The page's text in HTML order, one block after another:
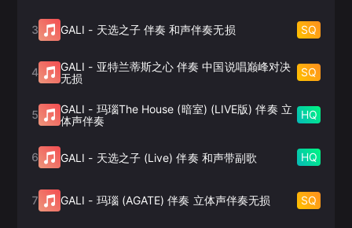
3 GALI - 天选之子 伴奏 和声伴奏无损 SQ
4 GALI - 亚特兰蒂斯之心 伴奏 中国说唱巅峰对决
无损
SQ
5 GALI - 玛瑙The House (暗室) (LIVE版) 伴奏 立
体声伴奏
HQ
6 GALI - 天选之子 (Live) 伴奏 和声带副歌 HQ
7 GALI - 玛瑙 (AGATE) 伴奏 立体声伴奏无损 SQ